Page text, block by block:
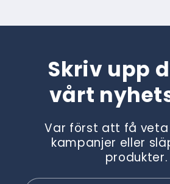
Skriv upp
vårt
Var först att få veta
kampanjer eller
produkter.